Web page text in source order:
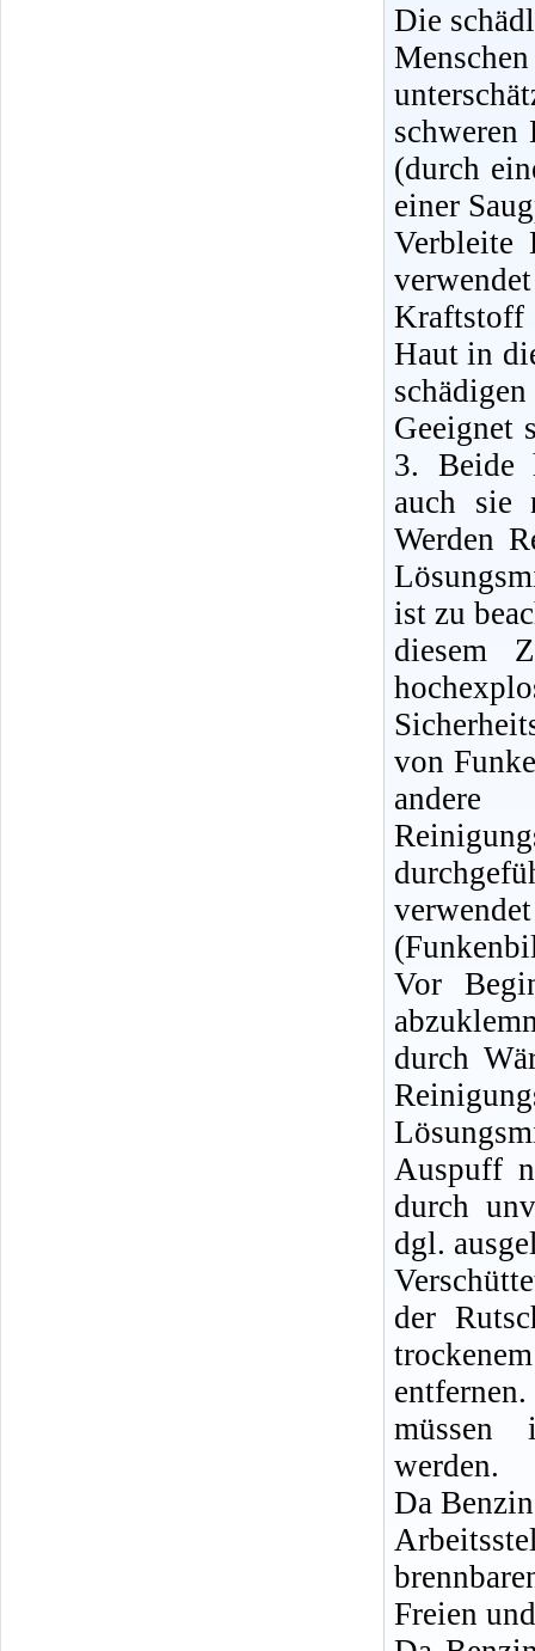
Die
(durch
einer
Verbleite
Haut in
Geeignet
3. Beide
auch sie
Werden
ist zu
diesem
von
Vor
durch
Auspuff
durch
dgl.
der
müssen
werden.
Da
Freien